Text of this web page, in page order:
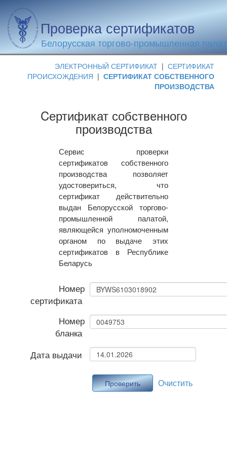
Проверка сертификатов
Белорусская торгово-промышленная
ЭЛЕКТРОННЫЙ СЕРТИФИКАТ | СЕРТИФИКАТ
ПРОИСХОЖДЕНИЯ | СЕРТИФИКАТ СОБСТВЕННОГО
ПРОИЗВОДСТВА
Cертификат собственного
производства
Сервис проверки
сертификатов собственного
производства позволяет
удостовериться, что
сертификат действительно
выдан Белорусской торгово-
промышленной палатой,
являющейся уполномоченным
органом по выдаче этих
сертификатов в Республике
Беларусь
Номер
сертификата
Номер
бланка
Дата выдачи
Проверить Очистить